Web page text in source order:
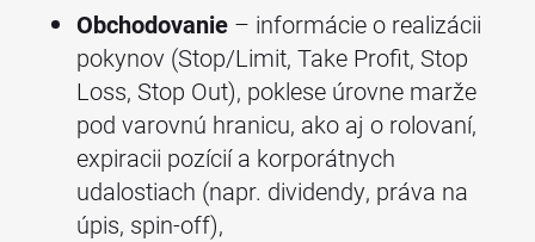
Obchodovanie – informácie o realizácii
pokynov (Stop/Limit, Take Profit, Stop
Loss, Stop Out), poklese úrovne marže
pod varovnú hranicu, ako aj o rolovaní,
expiracii pozícií a korporátnych
udalostiach (napr. dividendy, práva na
úpis, spin-off),